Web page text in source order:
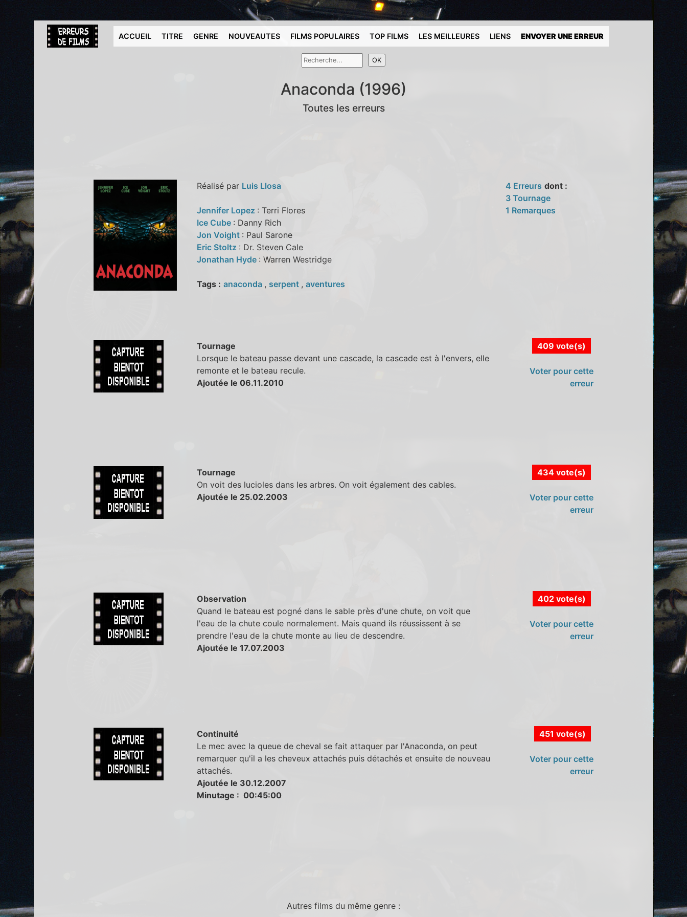
ACCUEIL TITRE GENRE NOUVEAUTES FILMS POPULAIRES TOP FILMS LES MEILLEURES LIENS ENVOYER UNE ERREUR
Anaconda (1996)
Toutes les erreurs
Réalisé par Luis Llosa
Jennifer Lopez : Terri Flores
Ice Cube : Danny Rich
Jon Voight : Paul Sarone
Eric Stoltz : Dr. Steven Cale
Jonathan Hyde : Warren Westridge
Tags : anaconda , serpent , aventures
4 Erreurs dont :
3 Tournage
1 Remarques
Tournage
Lorsque le bateau passe devant une cascade, la cascade est à l'envers, elle
remonte et le bateau recule.
Ajoutée le 06.11.2010
409 vote(s)
Voter pour cette
erreur
Tournage
On voit des lucioles dans les arbres. On voit également des cables.
Ajoutée le 25.02.2003
434 vote(s)
Voter pour cette
erreur
Observation
Quand le bateau est pogné dans le sable près d'une chute, on voit que
l'eau de la chute coule normalement. Mais quand ils réussissent à se
prendre l'eau de la chute monte au lieu de descendre.
Ajoutée le 17.07.2003
402 vote(s)
Voter pour cette
erreur
Continuité
Le mec avec la queue de cheval se fait attaquer par l'Anaconda, on peut
remarquer qu'il a les cheveux attachés puis détachés et ensuite de nouveau
attachés.
Ajoutée le 30.12.2007
Minutage : 00:45:00
451 vote(s)
Voter pour cette
erreur
Autres films du même genre :